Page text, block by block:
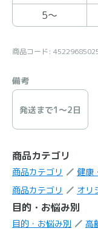
5〜
商品コード:
備考
発送まで1〜2日
商品カテゴリ
商品カテゴリ 健康
商品カテゴリ
オリ
目的・お悩み別
目的・お悩み別 高